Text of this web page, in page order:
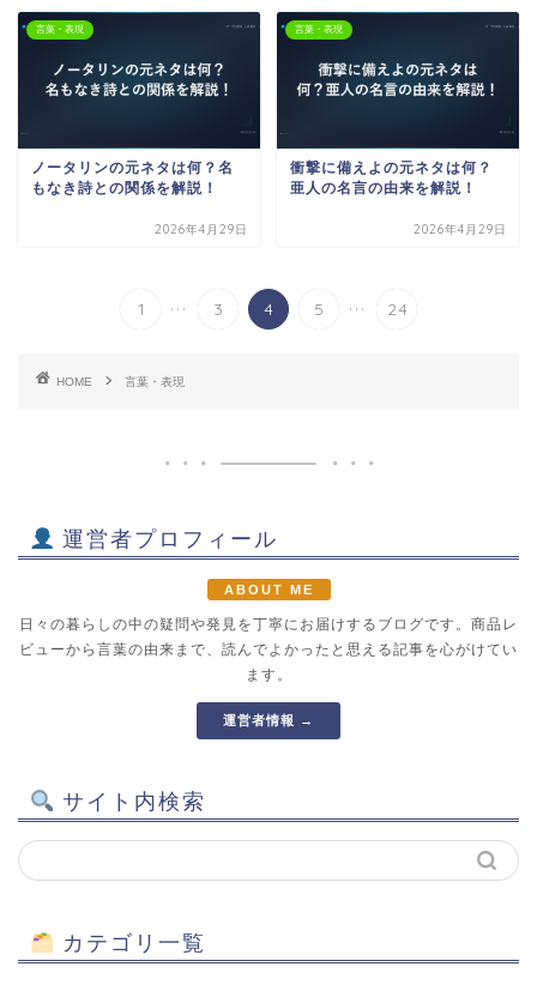
言葉・表現
ノータリンの元ネタは何？名
もなき詩との関係を解説！
2026年4月29日
言葉・表現
衝撃に備えよの元ネタは何？
亜人の名言の由来を解説！
2026年4月29日
1 ... 3 4 5 ... 24
HOME 言葉・表現
運営者プロフィール
ABOUT ME
日々の暮らしの中の疑問や発見を丁寧にお届けするブログです。商品レ
ビューから言葉の由来まで、読んでよかったと思える記事を心がけてい
ます。
運営者情報 →
サイト内検索
カテゴリ一覧